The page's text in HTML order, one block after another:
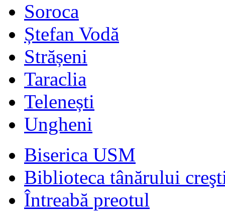
Soroca
Ștefan Vodă
Strășeni
Taraclia
Telenești
Ungheni
Biserica USM
Biblioteca tânărului
Întreabă preotul